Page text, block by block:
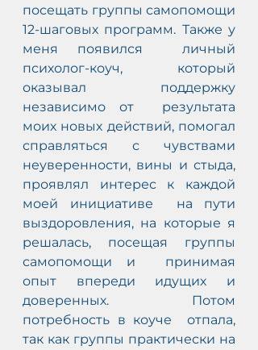
посещать группы самопомощи
12-шаговых программ. Также у
меня появился  личный
психолог-коуч, который
оказывал поддержку
независимо от  результата
моих новых действий, помогал
справляться с чувствами
неуверенности, вины и стыда,
проявлял интерес к каждой
моей инициативе  на пути
выздоровления, на которые я
решалась, посещая группы
самопомощи и  принимая
опыт впереди идущих и
доверенных. Потом
потребность в коуче  отпала,
так как группы практически на